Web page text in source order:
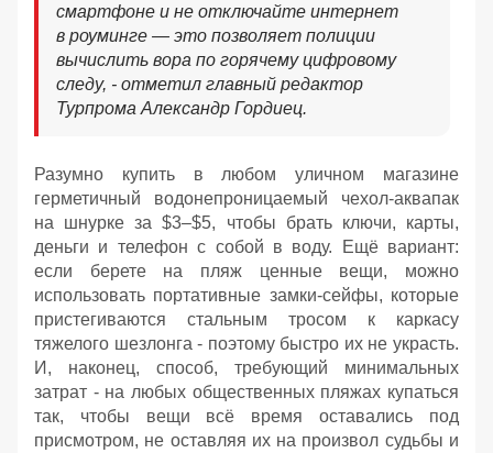
смартфоне и не отключайте интернет
в роуминге — это позволяет полиции
вычислить вора по горячему цифровому
следу, - отметил главный редактор
Турпрома Александр Гордиец.
Разумно купить в любом уличном магазине
герметичный водонепроницаемый чехол-аквапак
на шнурке за $3–$5, чтобы брать ключи, карты,
деньги и телефон с собой в воду. Ещё вариант:
если берете на пляж ценные вещи, можно
использовать портативные замки-сейфы, которые
пристегиваются стальным тросом к каркасу
тяжелого шезлонга - поэтому быстро их не украсть.
И, наконец, способ, требующий минимальных
затрат - на любых общественных пляжах купаться
так, чтобы вещи всё время оставались под
присмотром, не оставляя их на произвол судьбы и